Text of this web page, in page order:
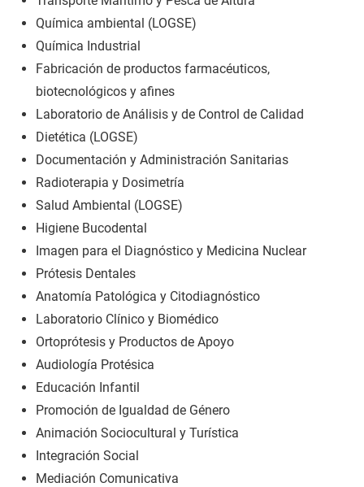
Química ambiental (LOGSE)
Química Industrial
Fabricación de productos farmacéuticos,
biotecnológicos y afines
Laboratorio de Análisis y de Control de Calidad
Dietética (LOGSE)
Documentación y Administración Sanitarias
Radioterapia y Dosimetría
Salud Ambiental (LOGSE)
Higiene Bucodental
Imagen para el Diagnóstico y Medicina Nuclear
Prótesis Dentales
Anatomía Patológica y Citodiagnóstico
Laboratorio Clínico y Biomédico
Ortoprótesis y Productos de Apoyo
Audiología Protésica
Educación Infantil
Promoción de Igualdad de Género
Animación Sociocultural y Turística
Integración Social
Mediación Comunicativa